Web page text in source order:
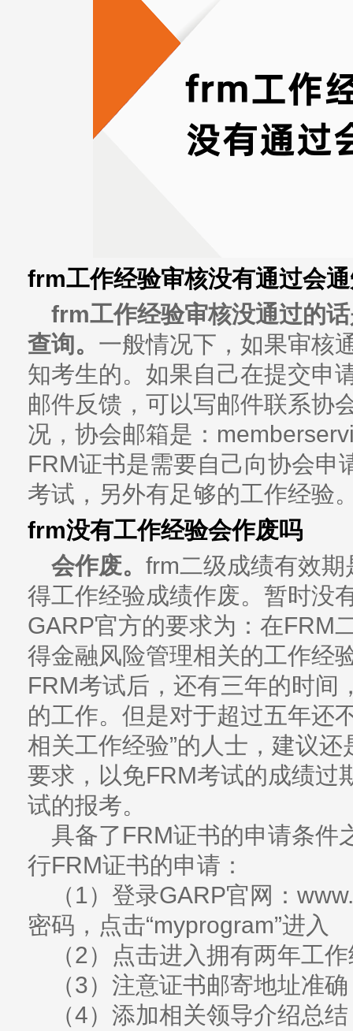
frm工作经验审核没有通过会
frm工作经验审核没通过的
查询。 一般情况下，如果审核
知考生的。如果自己在提交申
邮件反馈，可以写邮件联系协
况，协会邮箱是：
FRM证书是需要自己向协会申
考试，另外有足够的工作经验
frm没有工作经验会作废吗
会作废。 frm二级成绩有效
得工作经验成绩作废。暂时没
GARP官方的要求为：在FRM
得金融风险管理相关的工作经
FRM考试后，还有三年的时间
的工作。但是对于超过五年还
相关工作经验”的人士，建议
要求，以免FRM考试的成绩过
试的报考。
具备了FRM证书的申请条件
行FRM证书的申请：
（1）登录GARP官网：
密码，点击“myprogram”进入
（2）点击进入拥有两年工
（3）注意证书邮寄地址准确
（4）添加相关领导介绍总